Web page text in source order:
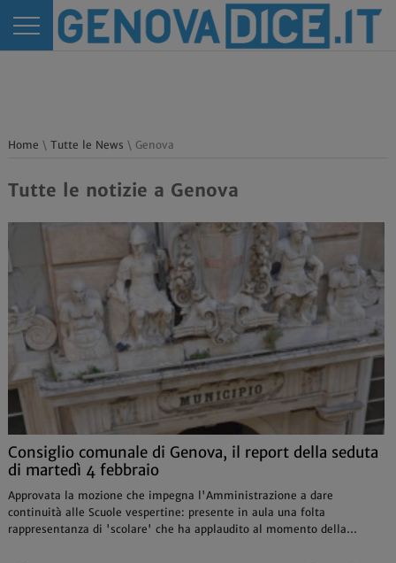
Home \ Tutte le News \ Genova
Tutte le notizie a Genova
Consiglio comunale di Genova, il report della seduta
di martedì 4 febbraio
Approvata la mozione che impegna l'Amministrazione a dare
continuità alle Scuole vespertine: presente in aula una folta
rappresentanza di 'scolare' che ha applaudito al momento della